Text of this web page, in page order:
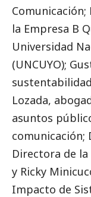
la Empresa B
Universidad
(UNCUYO);
Lozada,
asuntos
comunicación;
Directora de la
y Ricky
Impacto de